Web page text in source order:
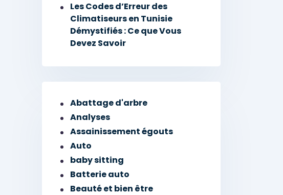
Les Codes d’Erreur des
Climatiseurs en Tunisie
Démystifiés : Ce que Vous
Devez Savoir
Abattage d'arbre
Analyses
Assainissement égouts
Auto
baby sitting
Batterie auto
Beauté et bien être